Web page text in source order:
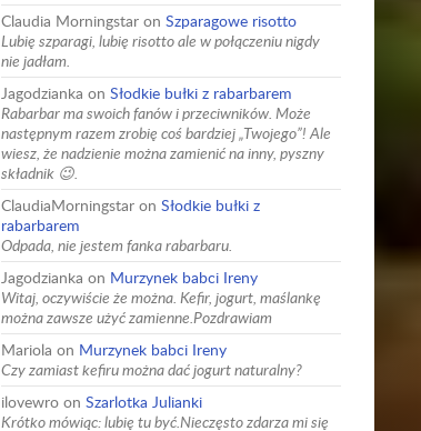
Claudia Morningstar on Szparagowe risotto
Lubię szparagi, lubię risotto ale w połączeniu nigdy
nie jadłam.
Jagodzianka on Słodkie bułki z rabarbarem
Rabarbar ma swoich fanów i przeciwników. Może
następnym razem zrobię coś bardziej „Twojego”! Ale
wiesz, że nadzienie można zamienić na inny, pyszny
składnik 😉.
ClaudiaMorningstar on Słodkie bułki z
rabarbarem
Odpada, nie jestem fanka rabarbaru.
Jagodzianka on Murzynek babci Ireny
Witaj, oczywiście że można. Kefir, jogurt, maślankę
można zawsze użyć zamienne.Pozdrawiam
Mariola on Murzynek babci Ireny
Czy zamiast kefiru można dać jogurt naturalny?
ilovewro on Szarlotka Julianki
Krótko mówiąc: lubię tu być.Nieczęsto zdarza mi się